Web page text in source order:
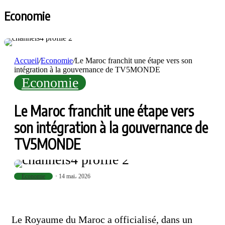
Economie
Accueil/Economie/Le Maroc franchit une étape vers son
intégration à la gouvernance de TV5MONDE
Economie
Le Maroc franchit une étape vers
son intégration à la gouvernance de
TV5MONDE
Economie 14 mai، 2026
Le Royaume du Maroc a officialisé, dans un